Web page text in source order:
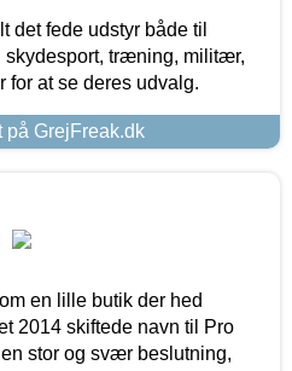
det fede udstyr både til
skydesport, træning, militær,
for at se deres udvalg.
på GrejFreak.dk
en lille butik der hed
2014 skiftede navn til Pro
stor og svær beslutning,